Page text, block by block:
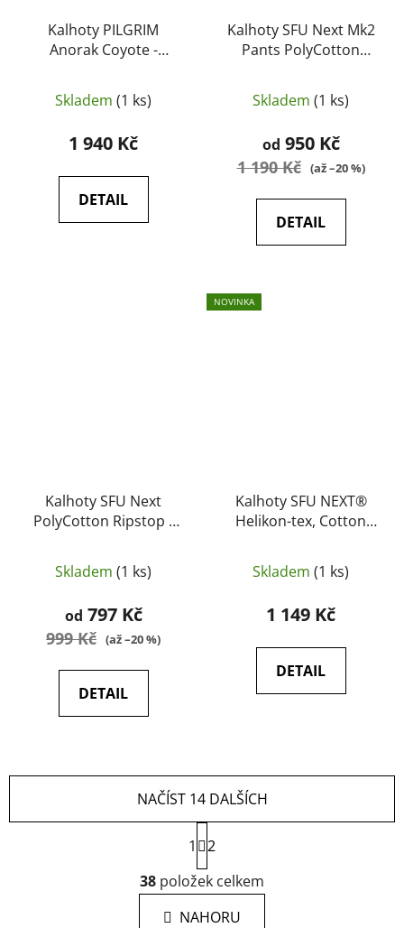
Kalhoty PILGRIM
Anorak Coyote -
Skladem (1 ks)
1 940 Kč
DETAIL
Kalhoty SFU Next Mk2
Pants PolyCotton
HELIKON
Skladem (1 ks)
od 950 Kč
1 190 Kč (až –20 %)
DETAIL
Kalhoty SFU Next
PolyCotton Ripstop -
Skladem (1 ks)
od 797 Kč
999 Kč (až –20 %)
DETAIL
NOVINKA
Kalhoty SFU NEXT®
Helikon-tex, Cotton
Skladem (1 ks)
1 149 Kč
DETAIL
O
v
l
NAČÍST 14 DALŠÍCH
S
t
r
á
n
k
1
2
38 položek celkem
NAHORU